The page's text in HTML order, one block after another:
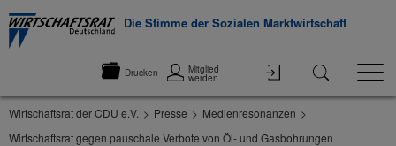
Die Stimme der Sozialen Marktwirtschaft
Drucken Mitglied
werden
Wirtschaftsrat der CDU e.V. Presse
Medienresonanzen
Wirtschaftsrat gegen pauschale Verbote von Öl- und Gasbohrungen